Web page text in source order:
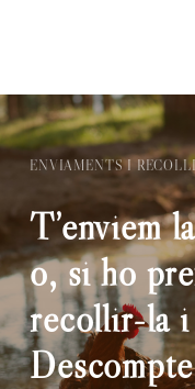
ENVIAMENTS I
T’enviem
o, si ho
recollir-la i